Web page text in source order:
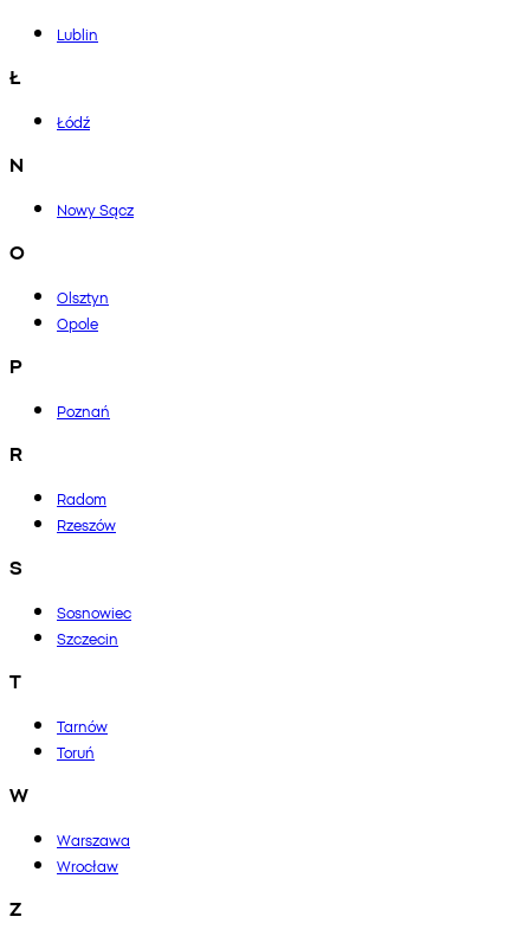
Lublin
Ł
Łódź
N
Nowy Sącz
O
Olsztyn
Opole
P
Poznań
R
Radom
Rzeszów
S
Sosnowiec
Szczecin
T
Tarnów
Toruń
W
Warszawa
Wrocław
Z